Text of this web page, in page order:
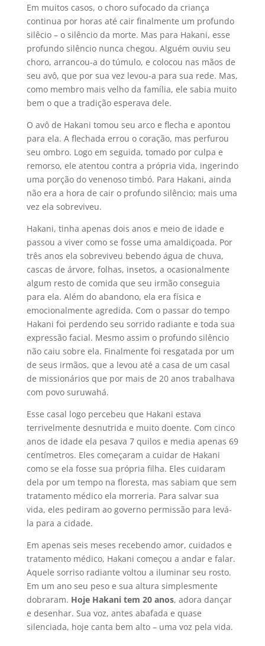
Em muitos casos, o choro sufocado da criança
continua por horas até cair finalmente um profundo
silêcio – o silêncio da morte. Mas para Hakani, esse
profundo silêncio nunca chegou. Alguém ouviu seu
choro, arrancou-a do túmulo, e colocou nas mãos de
seu avô, que por sua vez levou-a para sua rede. Mas,
como membro mais velho da família, ele sabia muito
bem o que a tradição esperava dele.
O avô de Hakani tomou seu arco e flecha e apontou
para ela. A flechada errou o coração, mas perfurou
seu ombro. Logo em seguida, tomado por culpa e
remorso, ele atentou contra a própria vida, ingerindo
uma porção do venenoso timbó. Para Hakani, ainda
não era a hora de cair o profundo silêncio; mais uma
vez ela sobreviveu.
Hakani, tinha apenas dois anos e meio de idade e
passou a viver como se fosse uma amaldiçoada. Por
três anos ela sobreviveu bebendo água de chuva,
cascas de árvore, folhas, insetos, a ocasionalmente
algum resto de comida que seu irmão conseguia
para ela. Além do abandono, ela era física e
emocionalmente agredida. Com o passar do tempo
Hakani foi perdendo seu sorrido radiante e toda sua
expressão facial. Mesmo assim o profundo silêncio
não caiu sobre ela. Finalmente foi resgatada por um
de seus irmãos, que a levou até a casa de um casal
de missionários que por mais de 20 anos trabalhava
com povo suruwahá.
Esse casal logo percebeu que Hakani estava
terrivelmente desnutrida e muito doente. Com cinco
anos de idade ela pesava 7 quilos e media apenas 69
centímetros. Eles começaram a cuidar de Hakani
como se ela fosse sua própria filha. Eles cuidaram
dela por um tempo na floresta, mas sabiam que sem
tratamento médico ela morreria. Para salvar sua
vida, eles pediram ao governo permissão para levá-
la para a cidade.
Em apenas seis meses recebendo amor, cuidados e
tratamento médico, Hakani começou a andar e falar.
Aquele sorriso radiante voltou a iluminar seu rosto.
Em um ano seu peso e sua altura simplesmente
dobraram. Hoje Hakani tem 20 anos, adora dançar
e desenhar. Sua voz, antes abafada e quase
silenciada, hoje canta bem alto – uma voz pela vida.